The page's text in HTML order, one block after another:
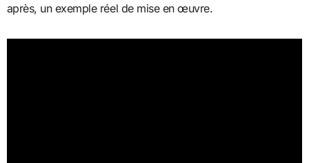
après, un exemple réel de mise en œuvre.